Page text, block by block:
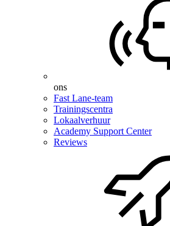
ons
Fast Lane-team
Trainingscentra
Lokaalverhuur
Academy Support Center
Reviews